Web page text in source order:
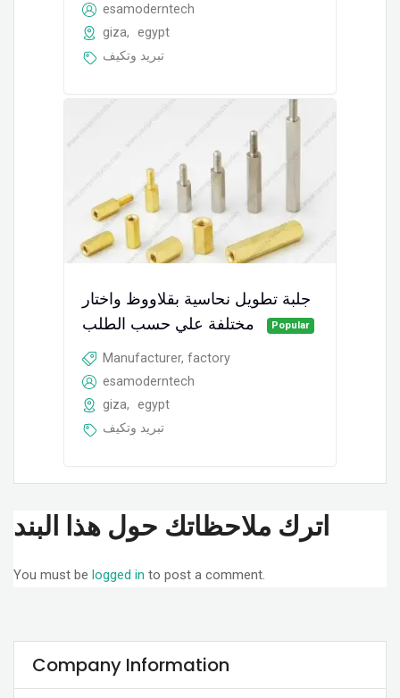
esamoderntech
giza,
egypt
تبريد وتكيف
جلبة تطويل نحاسية بقلاووظ واختار
مختلفة علي حسب الطلب
Popular
Manufacturer, factory
esamoderntech
giza,
egypt
تبريد وتكيف
اترك ملاحظاتك حول هذا البند
You must be logged in to post a comment.
Company Information